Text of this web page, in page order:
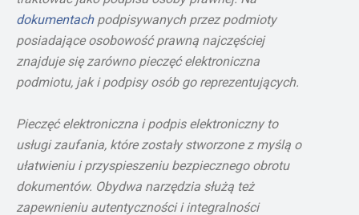
dokumentachpodpisywanych przez podmioty
posiadające osobowość prawną najczęściej
znajduje się zarówno pieczęć elektroniczna
podmiotu, jak i podpisy osób go reprezentujących.
Pieczęć elektroniczna i podpis elektroniczny to
usługi zaufania, które zostały stworzone z myślą o
ułatwieniu i przyspieszeniu bezpiecznego obrotu
dokumentów. Obydwa narzędzia służą też
zapewnieniu autentyczności i integralności